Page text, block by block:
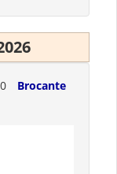
Brocante